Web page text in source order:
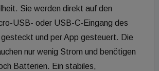
Sie werden direkt auf den
USB- oder USB-C-Eingang des
und per App gesteuert. Die
nur wenig Strom und benötigen
Batterien. Ein stabiles,